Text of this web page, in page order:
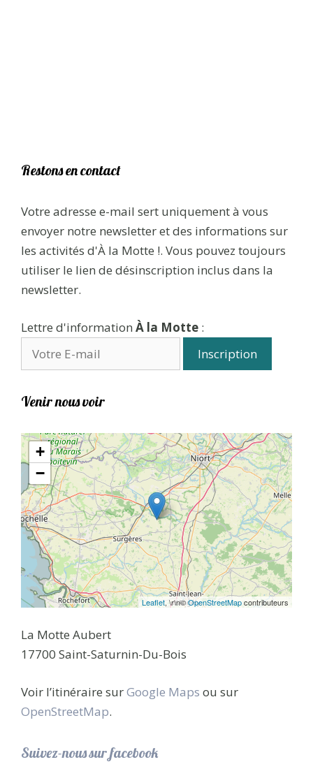
Restons en contact
Votre adresse e-mail sert uniquement à vous
envoyer notre newsletter et des informations sur
les activités d'À la Motte !. Vous pouvez toujours
utiliser le lien de désinscription inclus dans la
newsletter.
Lettre d'information À la Motte :
Venir nous voir
+
−
Leaflet, \r\n©OpenStreetMapcontributeurs
La Motte Aubert
17700 Saint-Saturnin-Du-Bois
Voir l’itinéraire surGoogle Maps ou sur
OpenStreetMap.
Suivez-nous sur facebook